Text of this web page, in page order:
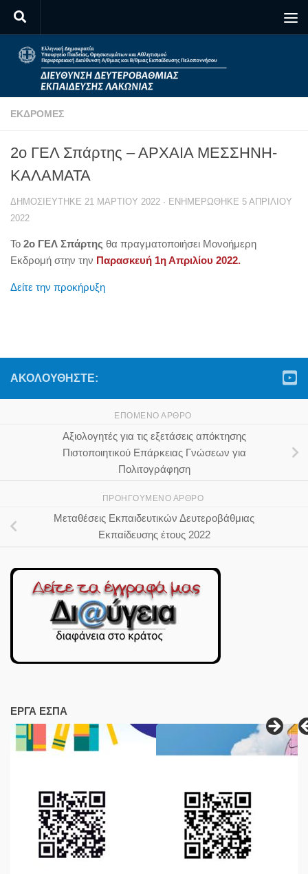
Skip to content
ΕΚΔΡΟΜΈΣ
2ο ΓΕΛ Σπάρτης – ΑΡΧΑΙΑ ΜΕΣΣΗΝΗ-
ΚΑΛΑΜΑΤΑ
ΔΗΜΟΣΙΕΎΤΗΚΕ 21 ΜΑΡΤΊΟΥ 2022 · ΕΝΗΜΕΡΏΘΗΚΕ 5 ΑΠΡΙΛΊΟΥ
2022
Το 2ο ΓΕΛ Σπάρτης θα πραγματοποιήσει Μονοήμερη
Εκδρομή στην την Παρασκευή 1η Απριλίου 2022.
Δείτε την προκήρυξη
ΑΚΟΛΟΥΘΉΣΤΕ:
ΕΠΌΜΕΝΟ ΆΡΘΡΟ
Αξιολογητές για τις εξετάσεις απόκτησης
Πιστοποιητικού Επάρκειας Γνώσεων για
Πολιτογράφηση
ΠΡΟΗΓΟΎΜΕΝΟ ΆΡΘΡΟ
Μεταθέσεις Εκπαιδευτικών Δευτεροβάθμιας
Εκπαίδευσης έτους 2022
ΕΡΓΑ ΕΣΠΑ